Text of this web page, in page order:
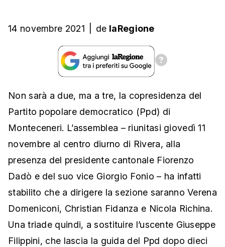
14 novembre 2021 de laRegione
Non sarà a due, ma a tre, la copresidenza del
Partito popolare democratico (Ppd) di
Monteceneri. L’assemblea – riunitasi giovedì 11
novembre al centro diurno di Rivera, alla
presenza del presidente cantonale Fiorenzo
Dadò e del suo vice Giorgio Fonio – ha infatti
stabilito che a dirigere la sezione saranno Verena
Domeniconi, Christian Fidanza e Nicola Richina.
Una triade quindi, a sostituire l’uscente Giuseppe
Filippini, che lascia la guida del Ppd dopo dieci